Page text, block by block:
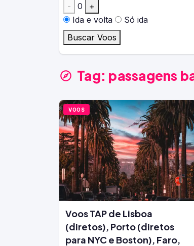
-
0
+
Ida e volta
Só ida
Buscar Voos
Tag: passagens
VOOS
Voos TAP de Lisboa
(diretos), Porto (diretos
para NYC e Boston), Faro,